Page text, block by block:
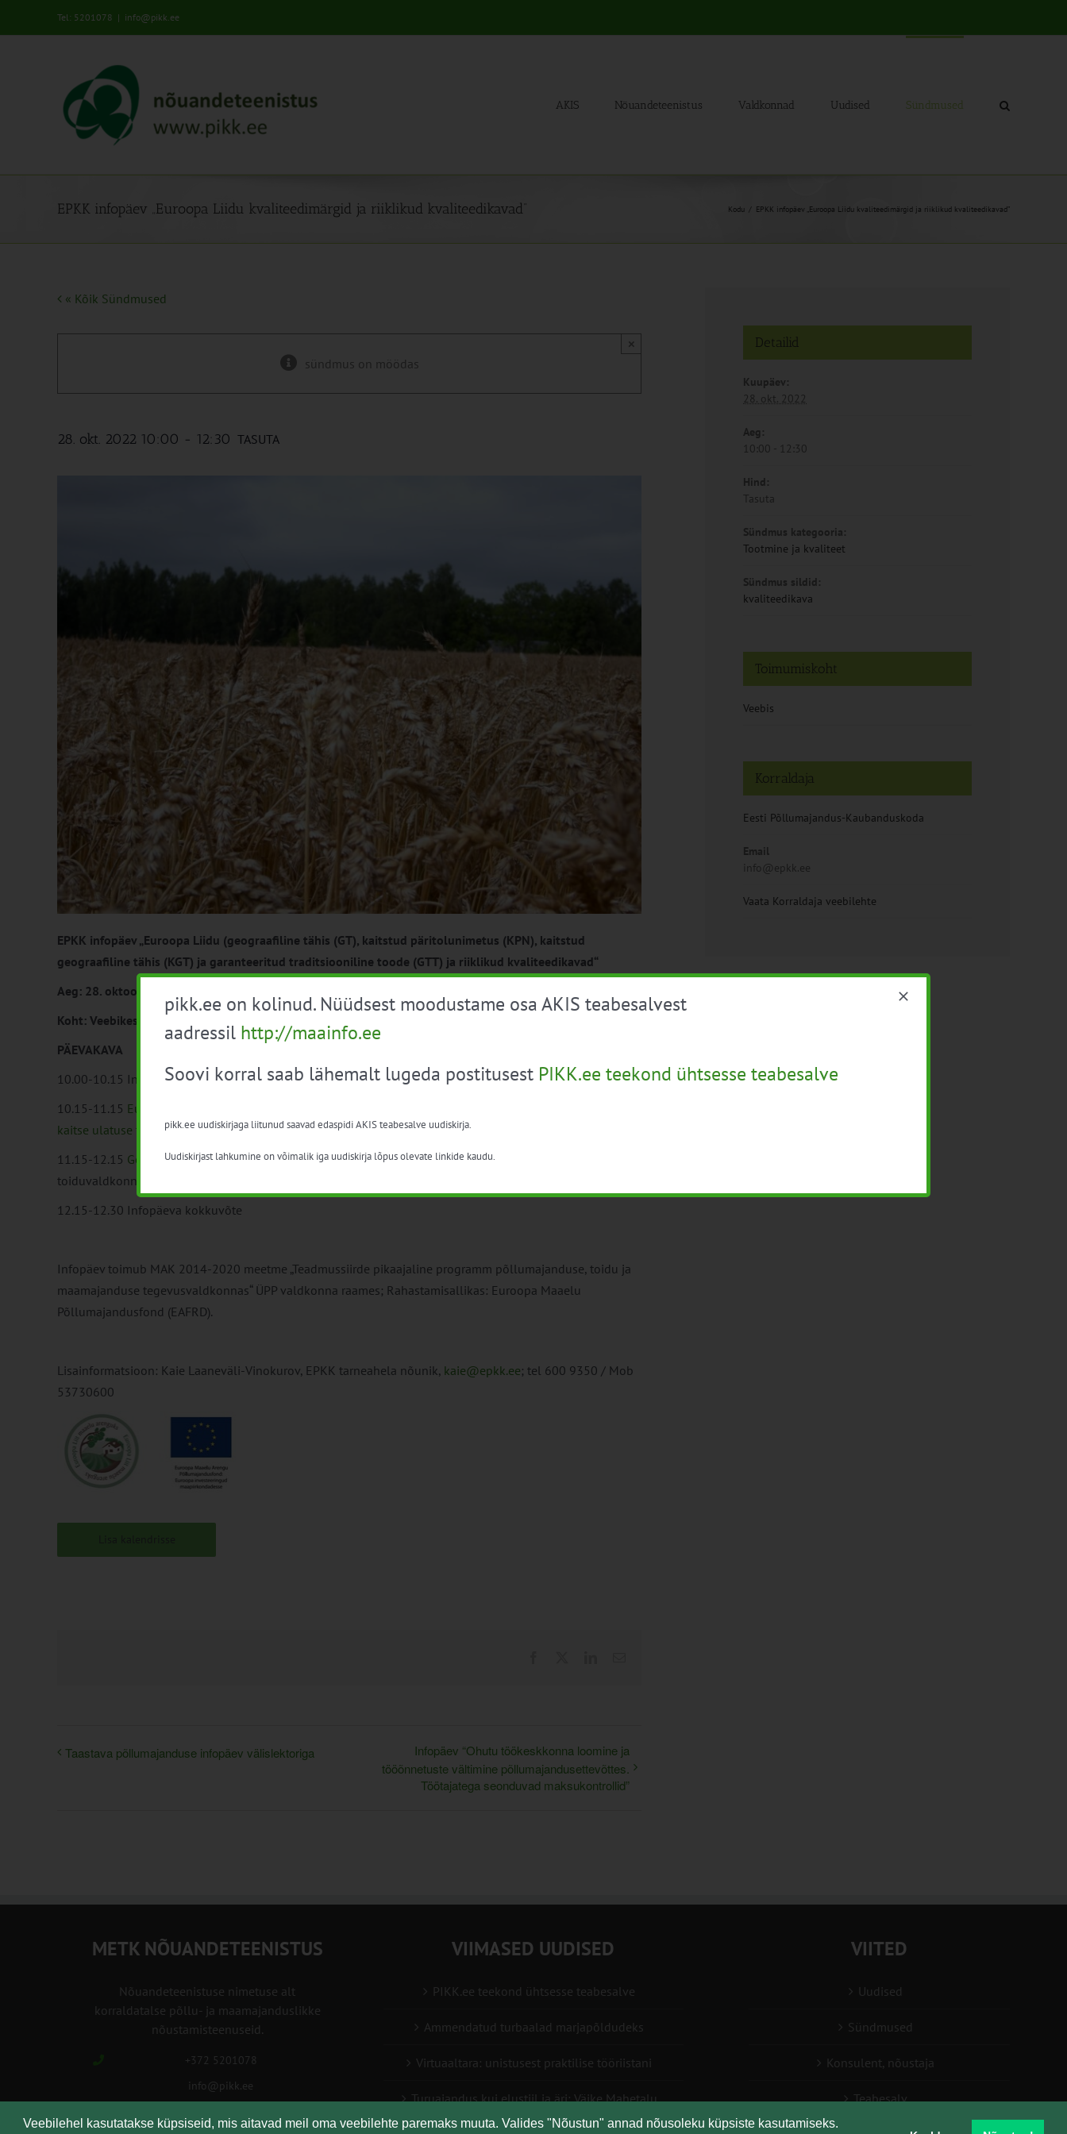
Veebilehel kasutatakse küpsiseid, mis aitavad meil oma veebilehte paremaks muuta. Valides "Nõustun" annad nõusoleku küpsiste kasutamiseks.
Tel: 5201078 | info@pikk.ee
AKIS Nõuandeteenistus Valdkonnad Uudised Sündmused
EPKK infopäev „Euroopa Liidu kvaliteedimärgid ja riiklikud kvaliteedikavad” Kodu EPKK infopäev „Euroopa Liidu kvaliteedimärgid ja riiklikud kvaliteedikavad”
« Kõik Sündmused
sündmus on möödas
×
28. okt. 2022 10:00 - 12:30 TASUTA
EPKK infopäev „Euroopa Liidu (geograafiline tähis (GT), kaitstud päritolunimetus (KPN), kaitstud
geograafiline tähis (KGT) ja garanteeritud traditsiooniline toode (GTT) ja riiklikud kvaliteedikavad“
Aeg: 28. oktoober kell 10.00 – 12.30
Koht: Veebikeskkond ZOOM
PÄEVAKAVA
10.00-10.15 Infopäeva sissejuhatus
10.15-11.15 Euroopa Liidu kvaliteedimärgid, nende taotlemise protseduur ning esitatavate nõuete ning
kaitse ulatuse tingimused –Liis Raska, Maaeluministeeriumi põllumajanduspoliitika osakonna nõunik
11.15-12.15 Geograafiline tähis rukkileivale–Meeli Lindsaar,Eesti Põllumajandus-Kaubanduskoja
toiduvaldkonna juhatuse liige
12.15-12.30 Infopäeva kokkuvõte
Infopäev toimub MAK 2014-2020 meetme „Teadmussiirde pikaajaline programm põllumajanduse, toidu ja
maamajanduse tegevusvaldkonnas“ ÜPP valdkonna raames; Rahastamisallikas: Euroopa Maaelu
Põllumajandusfond (EAFRD).
Lisainformatsioon: Kaie Laaneväli-Vinokurov, EPKK tarneahela nõunik, kaie@epkk.ee; tel 600 9350 / Mob
53730600
Taastava põllumajanduse infopäev välislektoriga
Infopäev “Ohutu töökeskkonna loomine ja
tööõnnetuste vältimine põllumajandusettevõttes.
Töötajatega seonduvad maksukontrollid”
Detailid
Kuupäev:
28. okt. 2022
Aeg:
10:00 - 12:30
Hind:
Tasuta
Sündmus kategooria:
Tootmine ja kvaliteet
Sündmus sildid:
kvaliteedikava
Toimumiskoht
Veebis
Korraldaja
Eesti Põllumajandus-Kaubanduskoda
Email
info@epkk.ee
Vaata Korraldaja veebilehte
METK NÕUANDETEENISTUS
Nõuandeteenistuse nimetuse alt
korraldatalse põllu- ja maamajanduslikke
nõustamisteenuseid.
+372 5201078
info@pikk.ee
VIIMASED UUDISED
PIKK.ee teekond ühtsesse teabesalve
Ammendatud turbaalad marjapõldudeks
Virtuaaltara: unistusest praktilise tööriistani
Turuaiandus kui elustiil ja äri: Väike Mahetalu
VIITED
Uudised
Sündmused
Konsulent, nõustaja
Teabesalv
pikk.ee on kolinud. Nüüdsest moodustame osa AKIS teabesalvest
aadressil http://maainfo.ee
Soovi korral saab lähemalt lugeda postitusest PIKK.ee teekond ühtsesse teabesalve
pikk.ee uudiskirjaga liitunud saavad edaspidi AKIS teabesalve uudiskirja.
Uudiskirjast lahkumine on võimalik iga uudiskirja lõpus olevate linkide kaudu.